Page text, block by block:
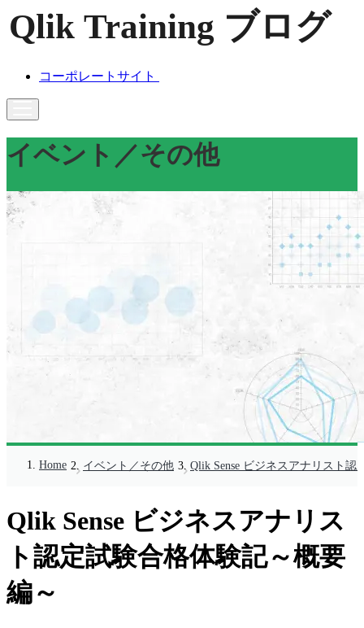
コーポレートサイト
イベント／その他
Home イベント／その他 Qlik Sense ビジネスアナリスト
Qlik Sense ビジネスアナリス
ト認定試験合格体験記～概要
編～